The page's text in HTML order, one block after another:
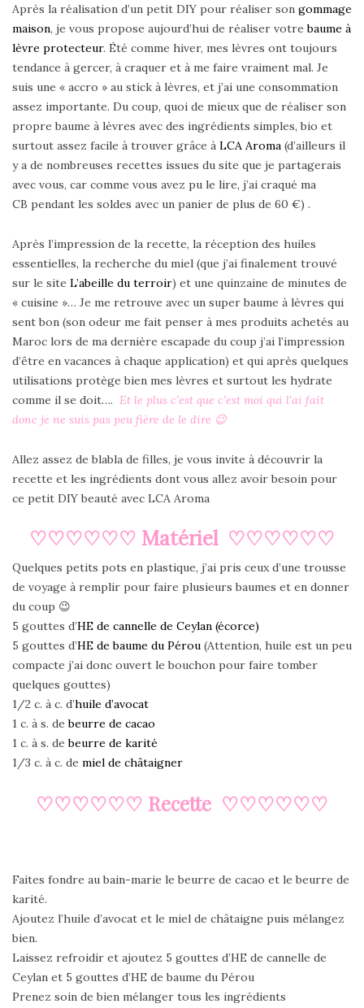
Après la réalisation d’un petit DIY pour réaliser son gommage
maison, je vous propose aujourd’hui de réaliser votrebaume à
lèvre protecteur. Été comme hiver, mes lèvres ont toujours
tendance à gercer, à craquer et à me faire vraiment mal. Je
suis une « accro » au stick à lèvres, et j’ai une consommation
assez importante. Du coup, quoi de mieux que de réaliser son
propre baume à lèvres avec des ingrédients simples, bio et
surtout assez facile à trouver grâce à LCA Aroma (d’ailleurs il
y a de nombreuses recettes issues du site que je partagerais
avec vous, car comme vous avez pu le lire, j’ai craqué ma
CB pendant les soldes avec un panier de plus de 60 €) .
Après l’impression de la recette, la réception des huiles
essentielles, la recherche du miel (que j’ai finalement trouvé
sur le site L’abeille du terroir) et une quinzaine de minutes de
« cuisine »… Je me retrouve avec un super baume à lèvres qui
sent bon (son odeur me fait penser à mes produits achetés au
Maroc lors de ma dernière escapade du coup j’ai l’impression
d’être en vacances à chaque application) et qui après quelques
utilisations protège bien mes lèvres et surtout les hydrate
comme il se doit…. Et le plus c’est que c’est moi qui l’ai fait
donc je ne suis pas peu fière de le dire 😉
Allez assez de blabla de filles, je vous invite à découvrir la
recette et les ingrédients dont vous allez avoir besoin pour
ce petit DIY beauté avec LCA Aroma
♡♡♡♡♡♡ Matériel ♡♡♡♡♡♡
Quelques petits pots en plastique, j’ai pris ceux d’une trousse
de voyage à remplir pour faire plusieurs baumes et en donner
du coup 😉
5 gouttes d’HE de cannelle de Ceylan (écorce)
5 gouttes d’HE de baume du Pérou (Attention, huile est un peu
compacte j’ai donc ouvert le bouchon pour faire tomber
quelques gouttes)
1/2 c. à c. d’huile d’avocat
1 c. à s. debeurre de cacao
1 c. à s. debeurre de karité
1/3 c. à c. de miel de châtaigner
♡♡♡♡♡♡ Recette ♡♡♡♡♡♡
Faites fondre au bain-marie le beurre de cacao et le beurre de
karité.
Ajoutez l’huile d’avocat et le miel de châtaigne puis mélangez
bien.
Laissez refroidir et ajoutez 5 gouttes d’HE de cannelle de
Ceylan et 5 gouttes d’HE de baume du Pérou
Prenez soin de bien mélanger tous les ingrédients